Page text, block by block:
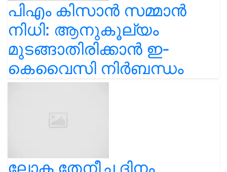
പിഎം കിസാൻ സമ്മാൻ
നിധി: ആനുകൂല്യം
മുടങ്ങാതിരിക്കാൻ ഇ-
കെവൈസി നിർബന്ധം
ലോക തേനീച്ച ദിനം